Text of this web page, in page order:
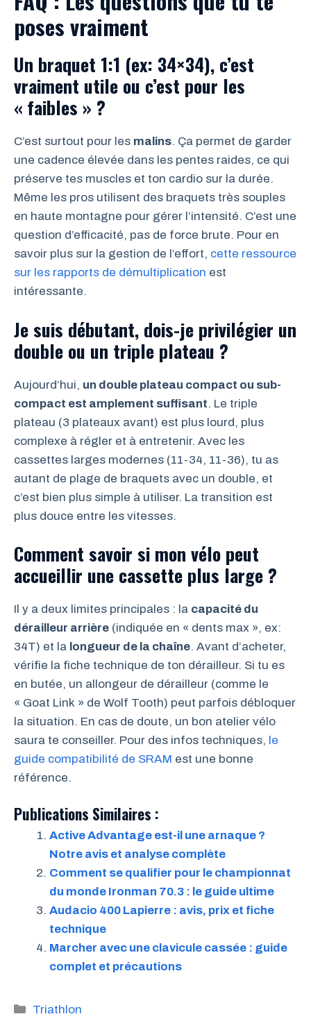
poses vraiment
Un braquet 1:1 (ex: 34×34), c’est
vraiment utile ou c’est pour les
« faibles » ?
C’est surtout pour les malins. Ça permet de garder
une cadence élevée dans les pentes raides, ce qui
préserve tes muscles et ton cardio sur la durée.
Même les pros utilisent des braquets très souples
en haute montagne pour gérer l’intensité. C’est une
question d’efficacité, pas de force brute. Pour en
savoir plus sur la gestion de l’effort, cette ressource
sur les rapports de démultiplication est
intéressante.
Je suis débutant, dois-je privilégier un
double ou un triple plateau ?
Aujourd’hui, un double plateau compact ou sub-
compact est amplement suffisant. Le triple
plateau (3 plateaux avant) est plus lourd, plus
complexe à régler et à entretenir. Avec les
cassettes larges modernes (11-34, 11-36), tu as
autant de plage de braquets avec un double, et
c’est bien plus simple à utiliser. La transition est
plus douce entre les vitesses.
Comment savoir si mon vélo peut
accueillir une cassette plus large ?
Il y a deux limites principales : la capacité du
dérailleur arrière (indiquée en « dents max », ex:
34T) et la longueur de la chaîne. Avant d’acheter,
vérifie la fiche technique de ton dérailleur. Si tu es
en butée, un allongeur de dérailleur (comme le
« Goat Link » de Wolf Tooth) peut parfois débloquer
la situation. En cas de doute, un bon atelier vélo
saura te conseiller. Pour des infos techniques, le
guide compatibilité de SRAM est une bonne
référence.
Publications Similaires :
Active Advantage est-il une arnaque ?
Notre avis et analyse complète
Comment se qualifier pour le championnat
du monde Ironman 70.3 : le guide ultime
Audacio 400 Lapierre : avis, prix et fiche
technique
Marcher avec une clavicule cassée : guide
complet et précautions
Catégories
Triathlon